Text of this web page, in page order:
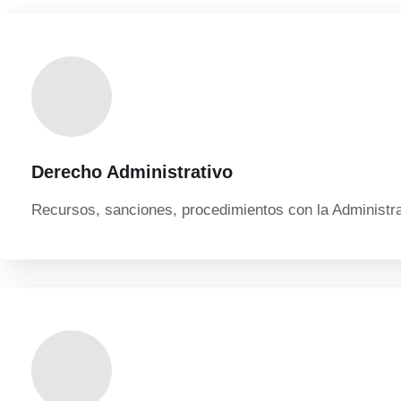
Derecho Administrativo
Recursos, sanciones, procedimientos con la